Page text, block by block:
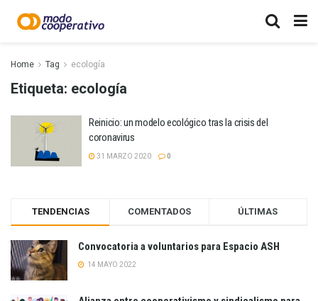
Home Tag ecología
Etiqueta: ecología
Reinicio: un modelo ecológico tras la crisis del
coronavirus
31 MARZO 2020 0
TENDENCIAS COMENTADOS ÚLTIMAS
Convocatoria a voluntarios para Espacio ASH
14 MAYO 2022